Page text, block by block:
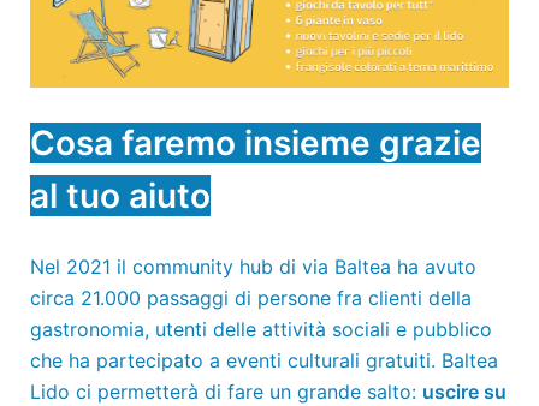
Cosa faremo insieme grazie
al tuo aiuto
Nel 2021 il community hub di via Baltea ha avuto
circa 21.000 passaggi di persone fra clienti della
gastronomia, utenti delle attività sociali e pubblico
che ha partecipato a eventi culturali gratuiti. Baltea
Lido ci permetterà di fare un grande salto: uscire su